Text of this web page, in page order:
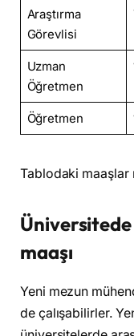
Araştırma
Görevlisi
Uzman
Öğretmen
Öğretmen
Tablodaki maaşlar
maaşı
Yeni mezun
de çalışabilirler.